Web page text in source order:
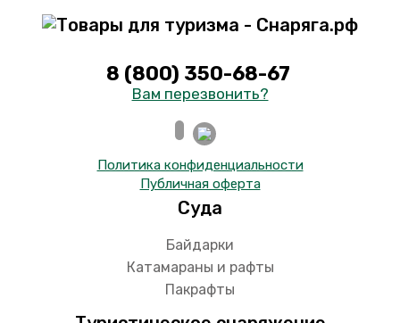
8 (800) 350-68-67
Вам перезвонить?
Политика конфиденциальности
Публичная оферта
Суда
Байдарки
Катамараны и рафты
Пакрафты